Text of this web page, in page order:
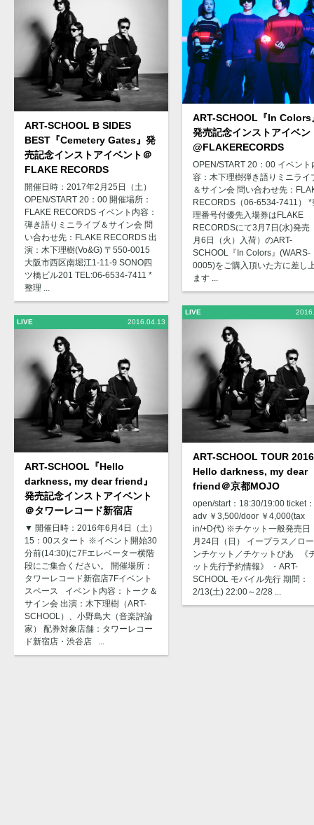
ART-SCHOOL B SIDES
BEST『Cemetery Gates』発
売記念インストアイベント＠
FLAKE RECORDS
開催日時：2017年2月25日（土）
OPEN/START 20：00 開催場所：
FLAKE RECORDS イベント内容：
弾き語りミニライブ＆サイン会 問
い合わせ先：FLAKE RECORDS 出
演：木下理樹(Vo&G) 〒550-0015
大阪市西区南堀江1-11-9 SONO四
ツ橋ビル201 TEL:06-6534-7411 *
整理 ...
LIVE 2016.04.13
ART-SCHOOL『Hello
darkness, my dear friend』
発売記念インストアイベント
＠タワーレコード新宿店
▼ 開催日時：2016年6月4日（土）
15：00スタート ※イベント開始30
分前(14:30)に7Fエレベーター横階
段にご集合ください。 開催場所：
タワーレコード新宿店7Fイベント
スペース イベント内容：トーク＆
サイン会 出演：木下理樹（ART-
SCHOOL）、小野島大（音楽評論
家） 配券対象店舗：タワーレコー
ド新宿店・渋谷店 ...
ART-SCHOOL『In Colors
発売記念インストアイベン
@FLAKERECORDS
OPEN/START 20：00 イベント
容：木下理樹弾き語りミニライ
＆サイン会 問い合わせ先：
RECORDS（06-6534-7411） *
理番号付優先入場券はFLAKE
RECORDSにて3月7日(水)発売
月6日（火）入荷）のART-
SCHOOL『In Colors』(WARS-
0005)をご購入頂いた方に差し
ます ...
LIVE
ART-SCHOOL TOUR
Hello darkness, my dear
friend＠京都MOJO
open/start：18:30/19:00 ticket：
adv ￥3,500/door ￥4,000(tax
in/+D代) ※チケット一般発売日
月24日（日） イープラス／ロ
ンチケット／チケットぴあ 《
ット先行予約情報》 ・ART-
SCHOOL モバイル先行 期間：
2/13(土) 22:00～2/28 ...